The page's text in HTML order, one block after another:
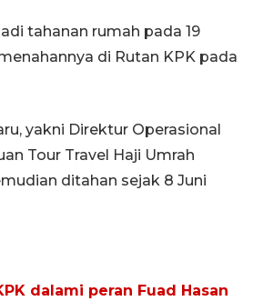
tahanan rumah pada 19
di Rutan KPK pada
yakni Direktur Operasional
Tour Travel Haji Umrah
ditahan sejak 8 Juni
dalami peran Fuad Hasan